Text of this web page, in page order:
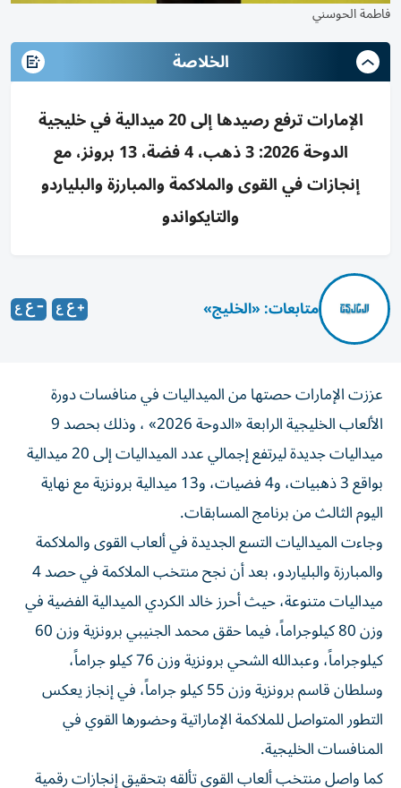
فاطمة الحوسني
الخلاصة
الإمارات ترفع رصيدها إلى 20 ميدالية في خليجية
الدوحة 2026: 3 ذهب، 4 فضة، 13 برونز، مع
إنجازات في القوى والملاكمة والمبارزة والبلياردو
والتايكواندو
متابعات: «الخليج»
عززت الإمارات حصتها من الميداليات في منافسات دورة
الألعاب الخليجية الرابعة «الدوحة 2026» ، وذلك بحصد 9
ميداليات جديدة ليرتفع إجمالي عدد الميداليات إلى 20 ميدالية
بواقع 3 ذهبيات، و4 فضيات، و13 ميدالية برونزية مع نهاية
اليوم الثالث من برنامج المسابقات.
وجاءت الميداليات التسع الجديدة في ألعاب القوى والملاكمة
والمبارزة والبلياردو، بعد أن نجح منتخب الملاكمة في حصد 4
ميداليات متنوعة، حيث أحرز خالد الكردي الميدالية الفضية في
وزن 80 كيلوجراماً، فيما حقق محمد الجنيبي برونزية وزن 60
كيلوجراماً، وعبدالله الشحي برونزية وزن 76 كيلو جراماً،
وسلطان قاسم برونزية وزن 55 كيلو جراماً، في إنجاز يعكس
التطور المتواصل للملاكمة الإماراتية وحضورها القوي في
المنافسات الخليجية.
كما واصل منتخب ألعاب القوى تألقه بتحقيق إنجازات رقمية